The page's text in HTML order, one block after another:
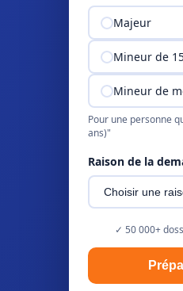
Majeur
Mineur de
Mineur de
Pour une personne
ans)"
Raison de la
✓ 50 000+